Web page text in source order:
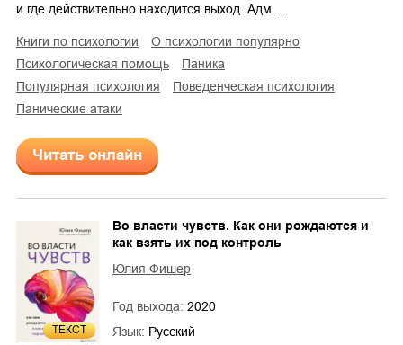
и где действительно находится выход. Адм…
книги по психологии
о психологии популярно
психологическая помощь
паника
популярная психология
поведенческая психология
панические атаки
Читать онлайн
ТЕКСТ
Во власти чувств. Как они рождаются и
как взять их под контроль
Юлия Фишер
Год выхода: 2020
Язык: Русский